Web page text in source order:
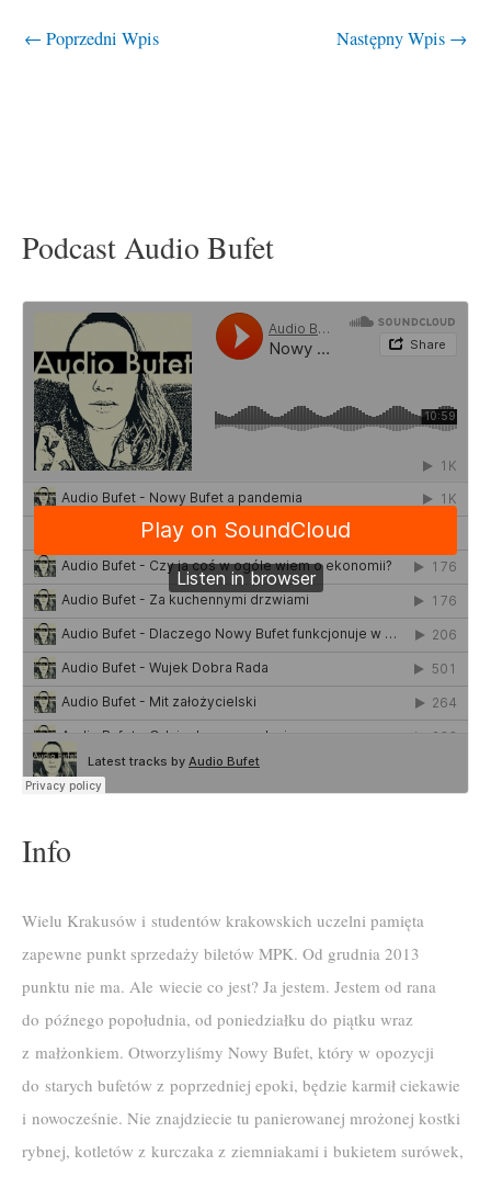
← Poprzedni Wpis Następny Wpis →
Podcast Audio Bufet
Info
Wielu Krakusów i studentów krakowskich uczelni pamięta
zapewne punkt sprzedaży biletów MPK. Od grudnia 2013
punktu nie ma. Ale wiecie co jest? Ja jestem. Jestem od rana
do późnego popołudnia, od poniedziałku do piątku wraz
z małżonkiem. Otworzyliśmy Nowy Bufet, który w opozycji
do starych bufetów z poprzedniej epoki, będzie karmił ciekawie
i nowocześnie. Nie znajdziecie tu panierowanej mrożonej kostki
rybnej, kotletów z kurczaka z ziemniakami i bukietem surówek,